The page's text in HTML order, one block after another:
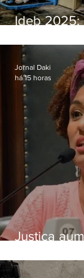
Ideb 2025:
distintos
Justiça
pelo
Jornal Daki
há 15 horas